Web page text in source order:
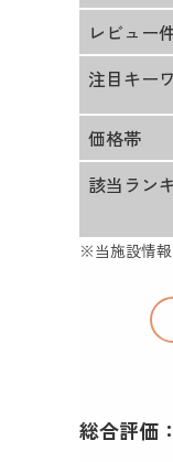
レビュー
注目キー
価格帯
該当ラン
※当施設情
総合評価：